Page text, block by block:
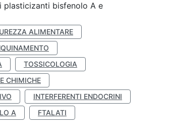
plasticizanti bisfenolo A e
ALIMENTARE
TOSSICOLOGIA
CHIMICHE
INTERFERENTI ENDOCRINI
A
FTALATI